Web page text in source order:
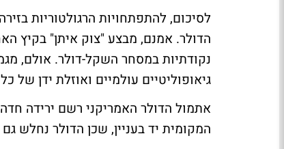
לסיכום, להתפתחויות הרגולטוריות
הדולר. אמנם, מבצע "צוק איתן" בקיץ
נקודתיות במסחר השקל-דולר. אולם,
גיאופוליטיים עולמיים ואוזלת ידן של
המקומית יד בעניין, שכן הדולר נחלש